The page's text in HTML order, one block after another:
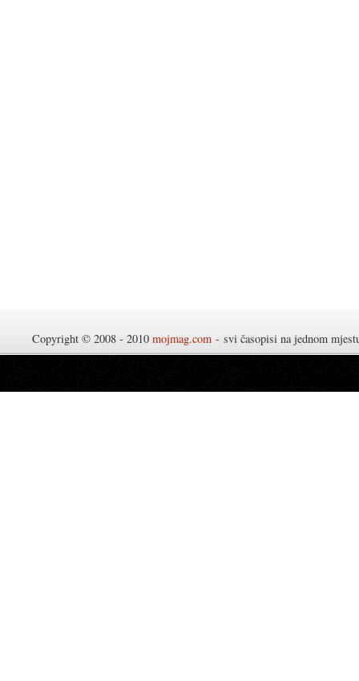
Copyright © 2008 - 2010 mojmag.com - svi časopisi na jednom